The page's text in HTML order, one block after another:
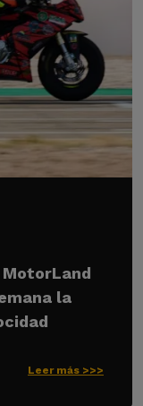
la
Leer más >>>